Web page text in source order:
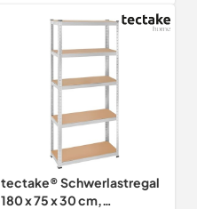
tectake® Schwerlastregal
180 x 75 x 30 cm,